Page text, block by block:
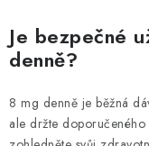
Je bezpečné
denně?
8 mg denně je běžná
ale držte